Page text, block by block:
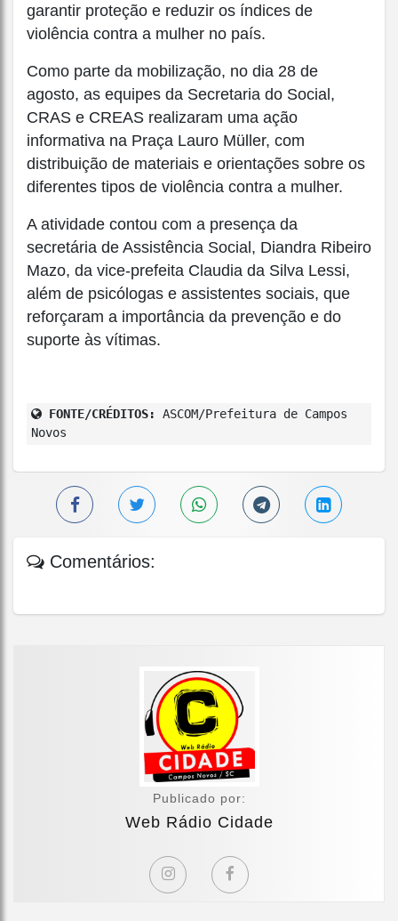
garantir proteção e reduzir os índices de
violência contra a mulher no país.
Como parte da mobilização, no dia 28 de
agosto, as equipes da Secretaria do Social,
CRAS e CREAS realizaram uma ação
informativa na Praça Lauro Müller, com
distribuição de materiais e orientações sobre os
diferentes tipos de violência contra a mulher.
A atividade contou com a presença da
secretária de Assistência Social, Diandra Ribeiro
Mazo, da vice-prefeita Claudia da Silva Lessi,
além de psicólogas e assistentes sociais, que
reforçaram a importância da prevenção e do
suporte às vítimas.
FONTE/CRÉDITOS:
ASCOM/Prefeitura de Campos
Novos
Comentários:
Publicado por:
Web Rádio Cidade